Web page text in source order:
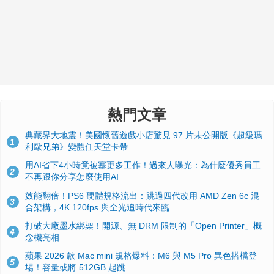
熱門文章
1
典藏界大地震！美國懷舊遊戲小店驚見 97 片未公開版《超級瑪
利歐兄弟》變體任天堂卡帶
2
用AI省下4小時竟被塞更多工作！過來人曝光：為什麼優秀員工
不再跟你分享怎麼使用AI
3
效能翻倍！PS6 硬體規格流出：跳過四代改用 AMD Zen 6c 混
合架構，4K 120fps 與全光追時代來臨
4
打破大廠墨水綁架！開源、無 DRM 限制的「Open Printer」概
念機亮相
5
蘋果 2026 款 Mac mini 規格爆料：M6 與 M5 Pro 異色搭檔登
場！容量或將 512GB 起跳